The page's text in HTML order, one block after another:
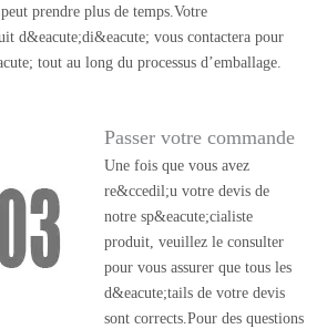
prendre plus de temps.Votre
d&eacute;di&eacute; vous contactera pour
tout au long du processus d’emballage.
Passer votre commande
Une fois que vous avez
re&ccedil;u votre devis de
notre sp&eacute;cialiste
produit, veuillez le consulter
pour vous assurer que tous les
d&eacute;tails de votre devis
sont corrects.Pour des questions